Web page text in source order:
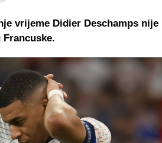
vrijeme Didier Deschamps nije